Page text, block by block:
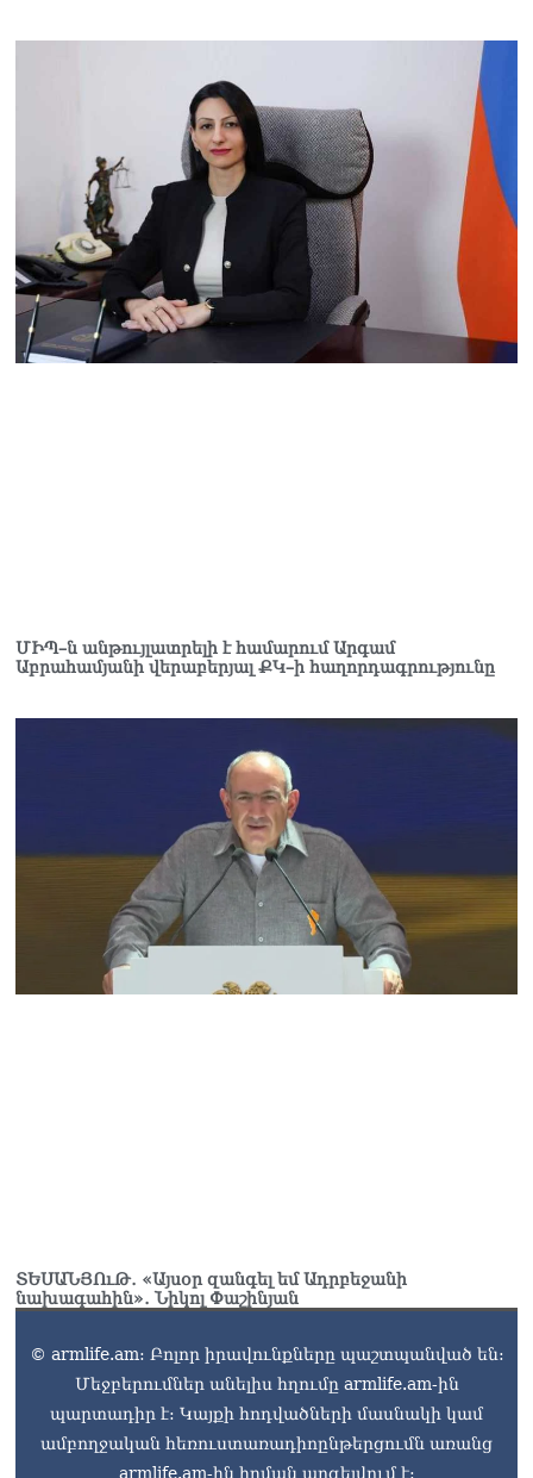
ՄԻՊ–ն անթույլատրելի է համարում Արգամ
Աբրահամյանի վերաբերյալ ՔԿ–ի հաղորդագրությունը
ՏԵՍԱՆՅՈւԹ․ «Այսօր զանգել եմ Ադրբեջանի
նախագահին»․ Նիկոլ Փաշինյան
© armlife.am: Բոլոր իրավունքները պաշտպանված են:
Մեջբերումներ անելիս հղումը armlife.am-ին
պարտադիր է: Կայքի հոդվածների մասնակի կամ
ամբողջական հեռուստառադիոընթերցումն առանց
armlife.am-ին հղման արգելվում է: